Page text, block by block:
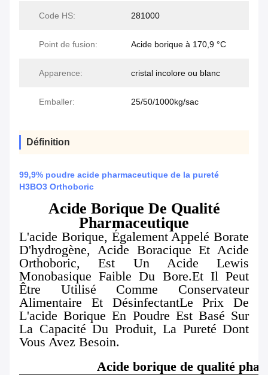
Code HS: 281000
Point de fusion: Acide borique à 170,9 °C
Apparence: cristal incolore ou blanc
Emballer: 25/50/1000kg/sac
Définition
99,9% poudre acide pharmaceutique de la pureté
H3BO3 Orthoboric
Acide Borique De Qualité
Pharmaceutique
L'acide Borique, Également Appelé Borate
D'hydrogène, Acide Boracique Et Acide
Orthoboric, Est Un Acide Lewis
Monobasique Faible Du Bore.Et Il Peut
Être Utilisé Comme Conservateur
Alimentaire Et DésinfectantLe Prix De
L'acide Borique En Poudre Est Basé Sur
La Capacité Du Produit, La Pureté Dont
Vous Avez Besoin.
Acide borique de qualité